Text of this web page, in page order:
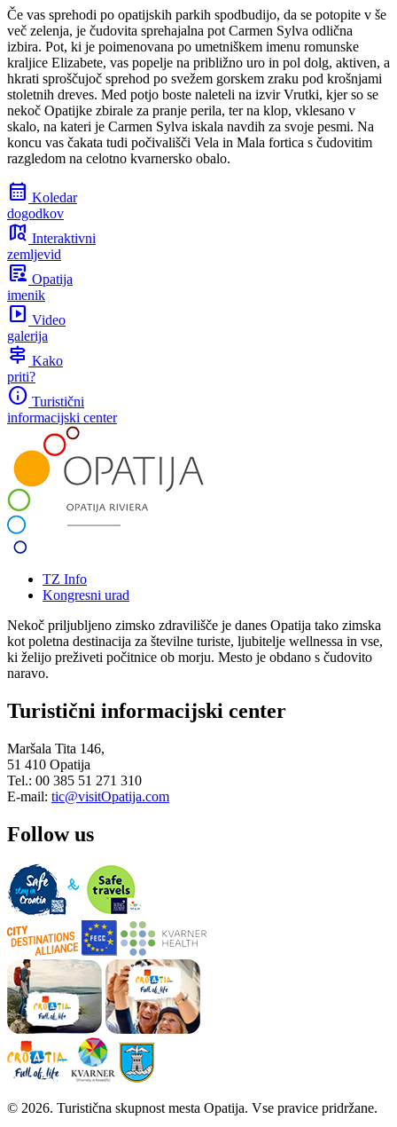
Če vas sprehodi po opatijskih parkih spodbudijo, da se potopite v še
več zelenja, je čudovita sprehajalna pot Carmen Sylva odlična
izbira. Pot, ki je poimenovana po umetniškem imenu romunske
kraljice Elizabete, vas popelje na približno uro in pol dolg, aktiven, a
hkrati sproščujoč sprehod po svežem gorskem zraku pod krošnjami
stoletnih dreves. Med potjo boste naleteli na izvir Vrutki, kjer so se
nekoč Opatijke zbirale za pranje perila, ter na klop, vklesano v
skalo, na kateri je Carmen Sylva iskala navdih za svoje pesmi. Na
koncu vas čakata tudi počivališči Vela in Mala fortica s čudovitim
razgledom na celotno kvarnersko obalo.
calendar_month Koledar
dogodkov
map_search Interaktivni
zemljevid
article_person Opatija
imenik
slideshow Video
galerija
signpost Kako
priti?
info Turistični
informacijski center
TZ Info
Kongresni urad
Nekoč priljubljeno zimsko zdravilišče je danes Opatija tako zimska
kot poletna destinacija za številne turiste, ljubitelje wellnessa in vse,
ki želijo preživeti počitnice ob morju. Mesto je obdano s čudovito
naravo.
Turistični informacijski center
Maršala Tita 146,
51 410 Opatija
Tel.: 00 385 51 271 310
E-mail: tic@visitOpatija.com
Follow us
© 2026. Turistična skupnost mesta Opatija. Vse pravice pridržane.